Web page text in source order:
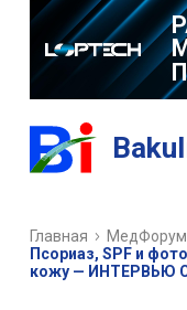
Главная МедФорум
Псориаз, SPF и
кожу — ИНТЕРВЬЮ